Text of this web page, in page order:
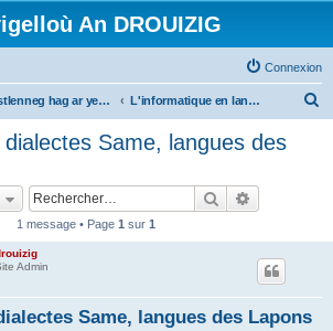
An DROUIZIG
Connexion
Ar stlenneg hag ar yezhoù bihan er bed a-bezh L'informatique en langues régionales et minoritaires
Same, langues des
Rechercher
1 message • Page 1 sur 1
Admin
Same, langues des Lapons